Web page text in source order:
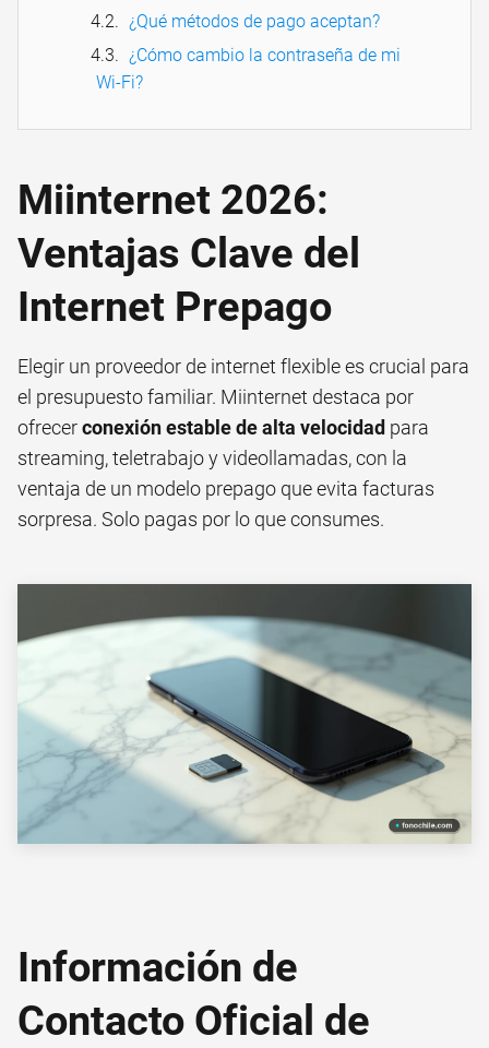
¿Qué métodos de pago aceptan?
¿Cómo cambio la contraseña de mi
Wi-Fi?
Miinternet 2026:
Ventajas Clave del
Internet Prepago
Elegir un proveedor de internet flexible es crucial para
el presupuesto familiar. Miinternet destaca por
ofrecerconexión estable de alta velocidad para
streaming, teletrabajo y videollamadas, con la
ventaja de un modelo prepago que evita facturas
sorpresa. Solo pagas por lo que consumes.
Información de
Contacto Oficial de